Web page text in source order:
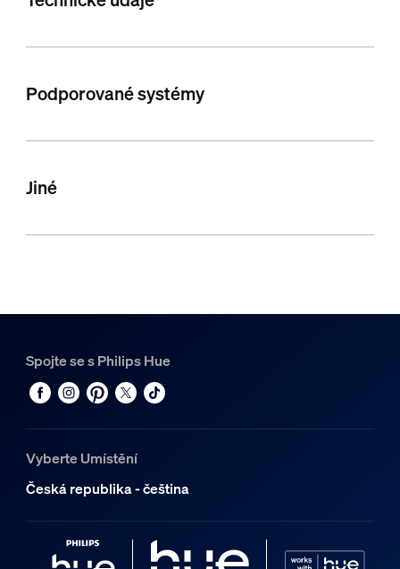
Podporované systémy
Jiné
Spojte se s Philips Hue
Vyberte Umístění
Česká republika - čeština